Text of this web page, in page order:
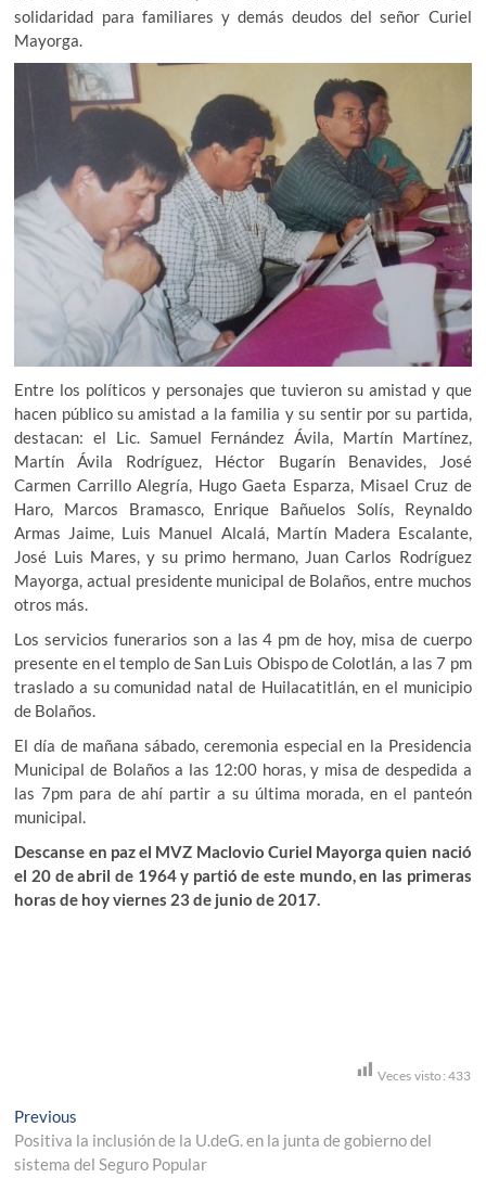
solidaridad para familiares y demás deudos del señor Curiel
Mayorga.
Entre los políticos y personajes que tuvieron su amistad y que
hacen público su amistad a la familia y su sentir por su partida,
destacan: el Lic. Samuel Fernández Ávila, Martín Martínez,
Martín Ávila Rodríguez, Héctor Bugarín Benavides, José
Carmen Carrillo Alegría, Hugo Gaeta Esparza, Misael Cruz de
Haro, Marcos Bramasco, Enrique Bañuelos Solís, Reynaldo
Armas Jaime, Luis Manuel Alcalá, Martín Madera Escalante,
José Luis Mares, y su primo hermano, Juan Carlos Rodríguez
Mayorga, actual presidente municipal de Bolaños, entre muchos
otros más.
Los servicios funerarios son a las 4 pm de hoy, misa de cuerpo
presente en el templo de San Luis Obispo de Colotlán, a las 7 pm
traslado a su comunidad natal de Huilacatitlán, en el municipio
de Bolaños.
El día de mañana sábado, ceremonia especial en la Presidencia
Municipal de Bolaños a las 12:00 horas, y misa de despedida a
las 7pm para de ahí partir a su última morada, en el panteón
municipal.
Descanse en paz el MVZ Maclovio Curiel Mayorga quien nació
el 20 de abril de 1964 y partió de este mundo, en las primeras
horas de hoy viernes 23 de junio de 2017.
Veces visto: 433
Navegación
de
Previous
post:
Positiva la inclusión de la U.deG. en la junta de gobierno del
sistema del Seguro Popular